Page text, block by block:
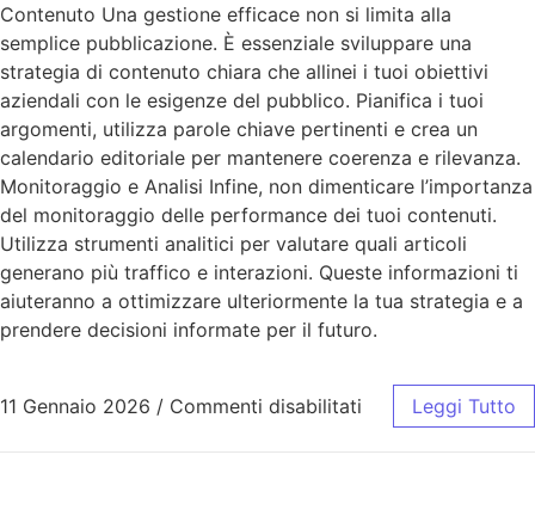
Contenuto Una gestione efficace non si limita alla
semplice pubblicazione. È essenziale sviluppare una
strategia di contenuto chiara che allinei i tuoi obiettivi
aziendali con le esigenze del pubblico. Pianifica i tuoi
argomenti, utilizza parole chiave pertinenti e crea un
calendario editoriale per mantenere coerenza e rilevanza.
Monitoraggio e Analisi Infine, non dimenticare l’importanza
del monitoraggio delle performance dei tuoi contenuti.
Utilizza strumenti analitici per valutare quali articoli
generano più traffico e interazioni. Queste informazioni ti
aiuteranno a ottimizzare ulteriormente la tua strategia e a
prendere decisioni informate per il futuro.
11 Gennaio 2026 / Commenti disabilitati Leggi Tutto